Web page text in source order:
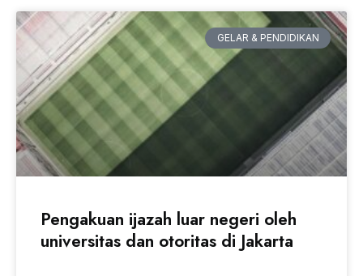
GELAR & PENDIDIKAN
Pengakuan ijazah luar negeri oleh
universitas dan otoritas di Jakarta